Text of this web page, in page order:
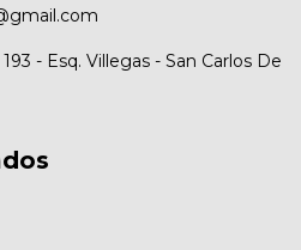
- Esq. Villegas - San Carlos De